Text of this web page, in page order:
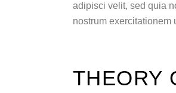
adipisci velit, sed quia
nostrum
THEORY